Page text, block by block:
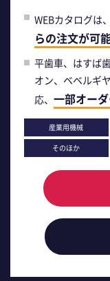
WEBカタログは
らの注文が可
平歯車、はすば
オン、ベベルギ
応、 一部オー
産業用機械
そのほか